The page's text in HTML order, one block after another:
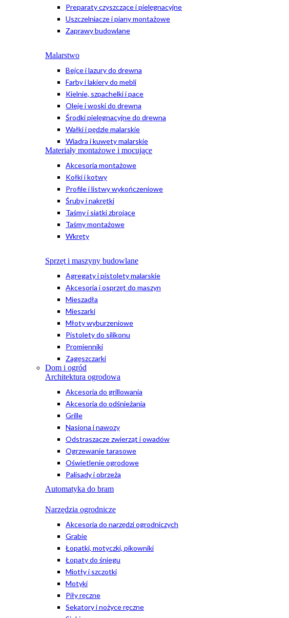
Preparaty czyszczące i pielęgnacyjne
Uszczelniacze i piany montażowe
Zaprawy budowlane
Malarstwo
Bejce i lazury do drewna
Farby i lakiery do mebli
Kielnie, szpachelki i pace
Oleje i woski do drewna
Środki pielęgnacyjne do drewna
Wałki i pędzle malarskie
Wiadra i kuwety malarskie
Materiały montażowe i mocujące
Akcesoria montażowe
Kołki i kotwy
Profile i listwy wykończeniowe
Śruby i nakrętki
Taśmy i siatki zbrojące
Taśmy montażowe
Wkręty
Sprzęt i maszyny budowlane
Agregaty i pistolety malarskie
Akcesoria i osprzęt do maszyn
Mieszadła
Mieszarki
Młoty wyburzeniowe
Pistolety do silikonu
Promienniki
Zagęszczarki
Dom i ogród
Architektura ogrodowa
Akcesoria do grillowania
Akcesoria do odśnieżania
Grille
Nasiona i nawozy
Odstraszacze zwierząt i owadów
Ogrzewanie tarasowe
Oświetlenie ogrodowe
Palisady i obrzeża
Automatyka do bram
Narzędzia ogrodnicze
Akcesoria do narzędzi ogrodniczych
Grabie
Łopatki, motyczki, pikowniki
Łopaty do śniegu
Miotły i szczotki
Motyki
Piły ręczne
Sekatory i nożyce ręczne